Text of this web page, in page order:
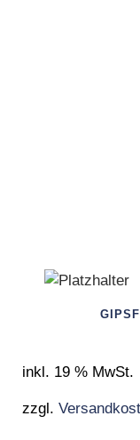
inkl. 19 % MwSt.
zzgl.